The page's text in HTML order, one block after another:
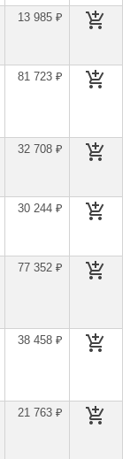
13 985 ₽
81 723 ₽
32 708 ₽
30 244 ₽
77 352 ₽
38 458 ₽
21 763 ₽